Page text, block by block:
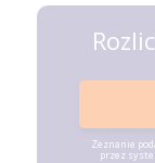
Zeznanie
przez